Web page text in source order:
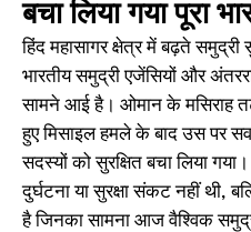
बचा लिया गया पूरा
हिंद महासागर क्षेत्र में बढ़ते समुद्री
भारतीय समुद्री एजेंसियों और
सामने आई है। ओमान के मसिराह
हुए मिसाइल हमले के बाद उस पर
सदस्यों को सुरक्षित बचा लिया
दुर्घटना या सुरक्षा संकट नहीं थी,
है जिनका सामना आज वैश्विक